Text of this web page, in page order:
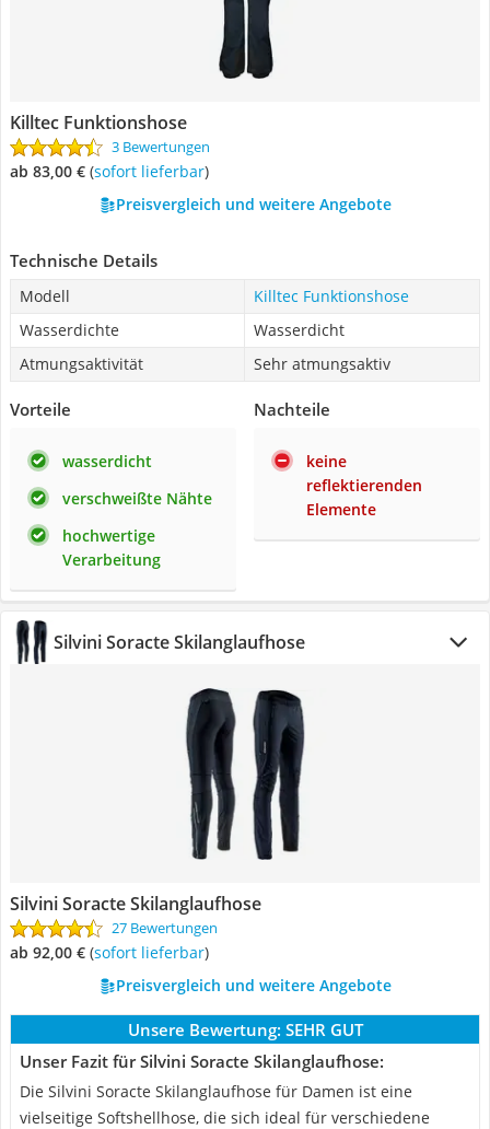
Killtec Funktionshose
3 Bewertungen
ab 83,00 € ( Sofort lieferbar)
Preisvergleich und weitere Angebote
Technische Details
Modell
Killtec Funktionshose
Wasserdichte
Wasserdicht
Atmungsaktivität
Sehr atmungsaktiv
Vorteile
wasserdicht
verschweißte Nähte
hochwertige
Verarbeitung
Nachteile
keine
reflektierenden
Elemente
Silvini Soracte Skilanglaufhose
Silvini Soracte Skilanglaufhose
27 Bewertungen
ab 92,00 € ( Sofort lieferbar)
Preisvergleich und weitere Angebote
Unsere Bewertung: SEHR GUT
Unser Fazit für Silvini Soracte Skilanglaufhose:
Die Silvini Soracte Skilanglaufhose für Damen ist eine
vielseitige Softshellhose, die sich ideal für verschiedene